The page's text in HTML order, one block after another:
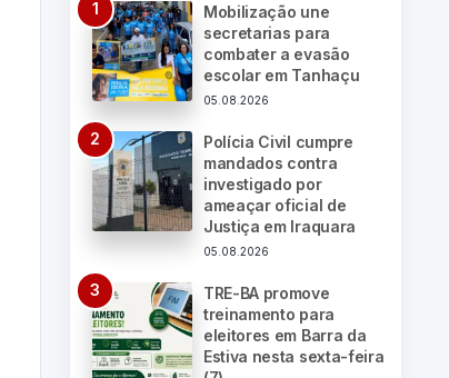
Mobilização une
secretarias para
combater a evasão
escolar em Tanhaçu
05.08.2026
Polícia Civil cumpre
mandados contra
investigado por
ameaçar oficial de
Justiça em Iraquara
05.08.2026
TRE-BA promove
treinamento para
eleitores em Barra da
Estiva nesta sexta-feira